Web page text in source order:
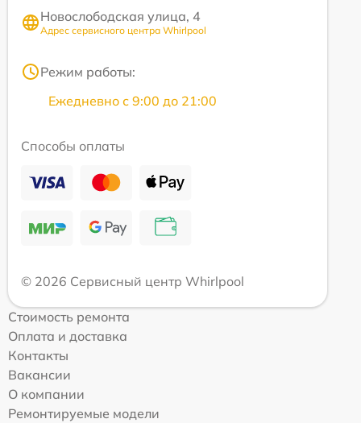
Новослободская улица, 4
Адрес сервисного центра Whirlpool
Режим работы:
Ежедневно с 9:00 до 21:00
Способы оплаты
© 2026 Сервисный центр Whirlpool
Стоимость ремонта
Оплата и доставка
Контакты
Вакансии
О компании
Ремонтируемые модели